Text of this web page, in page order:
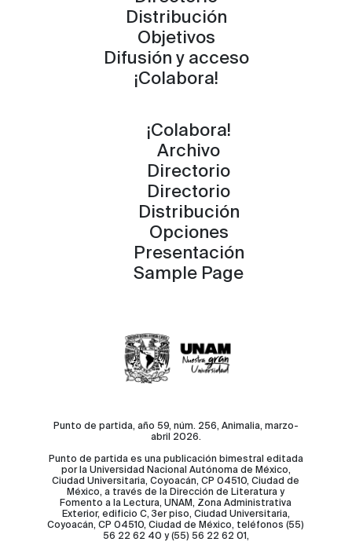
Distribución
Objetivos
Difusión y acceso
¡Colabora!
¡Colabora!
Archivo
Directorio
Directorio
Distribución
Opciones
Presentación
Sample Page
Punto de partida, año 59, núm. 256, Animalia, marzo-
abril 2026.
Punto de partida es una publicación bimestral editada
por la Universidad Nacional Autónoma de México,
Ciudad Universitaria, Coyoacán, CP 04510, Ciudad de
México, a través de la Dirección de Literatura y
Fomento a la Lectura, UNAM, Zona Administrativa
Exterior, edificio C, 3er piso, Ciudad Universitaria,
Coyoacán, CP 04510, Ciudad de México, teléfonos (55)
56 22 62 40 y (55) 56 22 62 01,